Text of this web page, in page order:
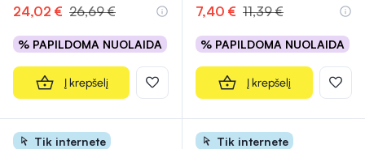
24,02 € 26,69 €
% PAPILDOMA NUOLAIDA
Į krepšelį
7,40 € 11,39 €
% PAPILDOMA NUOLAIDA
Į krepšelį
Tik internete Tik internete